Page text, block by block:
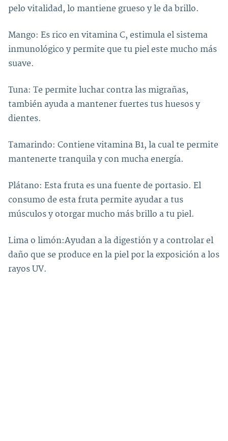
pelo vitalidad, lo mantiene grueso y le da brillo.
Mango: Es rico en vitamina C, estimula el sistema
inmunológico y permite que tu piel este mucho más
suave.
Tuna: Te permite luchar contra las migrañas,
también ayuda a mantener fuertes tus huesos y
dientes.
Tamarindo: Contiene vitamina B1, la cual te permite
mantenerte tranquila y con mucha energía.
Plátano: Esta fruta es una fuente de portasio. El
consumo de esta fruta permite ayudar a tus
músculos y otorgar mucho más brillo a tu piel.
Lima o limón:Ayudan a la digestión y a controlar el
daño que se produce en la piel por la exposición a los
rayos UV.